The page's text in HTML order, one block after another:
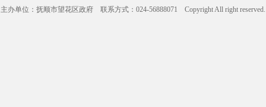
主办单位：抚顺市望花区政府 联系方式：024-56888071 Copyright All right